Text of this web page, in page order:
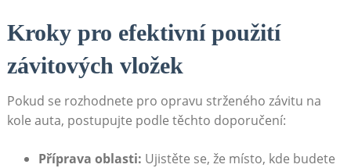
Kroky pro efektivní použití
závitových vložek
Pokud se rozhodnete pro opravu strženého závitu na
kole auta, postupujte podle těchto doporučení:
Příprava oblasti: Ujistěte se, že místo, kde budete